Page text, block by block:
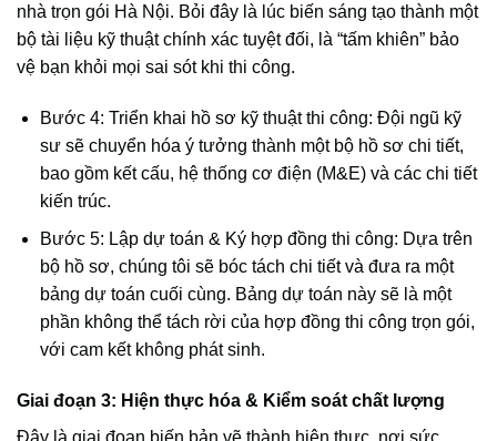
nhà trọn gói Hà Nội. Bỏi đây là lúc biến sáng tạo thành một
bộ tài liệu kỹ thuật chính xác tuyệt đối, là “tấm khiên” bảo
vệ bạn khỏi mọi sai sót khi thi công.
Bước 4: Triển khai hồ sơ kỹ thuật thi công: Đội ngũ kỹ
sư sẽ chuyển hóa ý tưởng thành một bộ hồ sơ chi tiết,
bao gồm kết cấu, hệ thống cơ điện (M&E) và các chi tiết
kiến trúc.
Bước 5: Lập dự toán & Ký hợp đồng thi công: Dựa trên
bộ hồ sơ, chúng tôi sẽ bóc tách chi tiết và đưa ra một
bảng dự toán cuối cùng. Bảng dự toán này sẽ là một
phần không thể tách rời của hợp đồng thi công trọn gói,
với cam kết không phát sinh.
Giai đoạn 3: Hiện thực hóa & Kiểm soát chất lượng
Đây là giai đoạn biến bản vẽ thành hiện thực, nơi sức